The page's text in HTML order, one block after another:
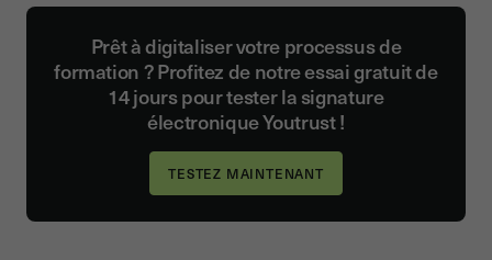
Prêt à digitaliser votre processus de
formation ? Profitez de notre essai gratuit de
14 jours pour tester la signature
électronique Youtrust !